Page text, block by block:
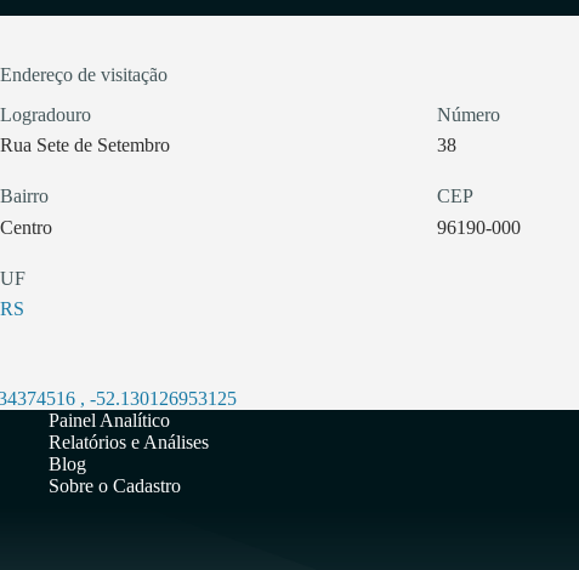
Endereço de visitação
Logradouro
Rua Sete de Setembro
Número
38
Bairro
Centro
CEP
96190-000
UF
RS
, -52.130126953125
Painel Analítico
Relatórios e Análises
Blog
Sobre o Cadastro